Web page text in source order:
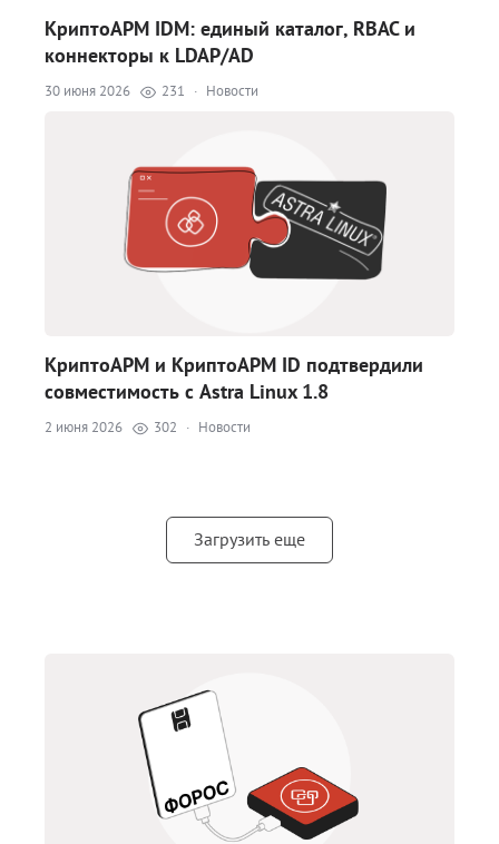
КриптоАРМ IDM: единый каталог, RBAC и
коннекторы к LDAP/AD
30 июня 2026 231 · Новости
КриптоАРМ и КриптоАРМ ID подтвердили
совместимость с Astra Linux 1.8
2 июня 2026 302 · Новости
Загрузить еще